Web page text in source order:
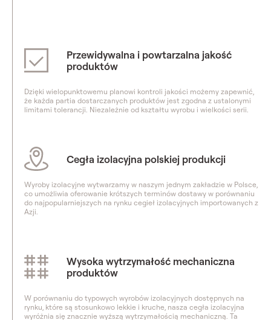
Przewidywalna i powtarzalna jakość
produktów
Dzięki wielopunktowemu planowi kontroli jakości możemy zapewnić,
że każda partia dostarczanych produktów jest zgodna z ustalonymi
limitami tolerancji. Niezależnie od kształtu wyrobu i wielkości serii.
Cegła izolacyjna polskiej produkcji
Wyroby izolacyjne wytwarzamy w naszym jednym zakładzie w Polsce,
co umożliwia oferowanie krótszych terminów dostawy w porównaniu
do najpopularniejszych na rynku cegieł izolacyjnych importowanych z
Azji.
Wysoka wytrzymałość mechaniczna
produktów
W porównaniu do typowych wyrobów izolacyjnych dostępnych na
rynku, które są stosunkowo lekkie i kruche, nasza cegła izolacyjna
wyróżnia się znacznie wyższą wytrzymałością mechaniczną. Ta